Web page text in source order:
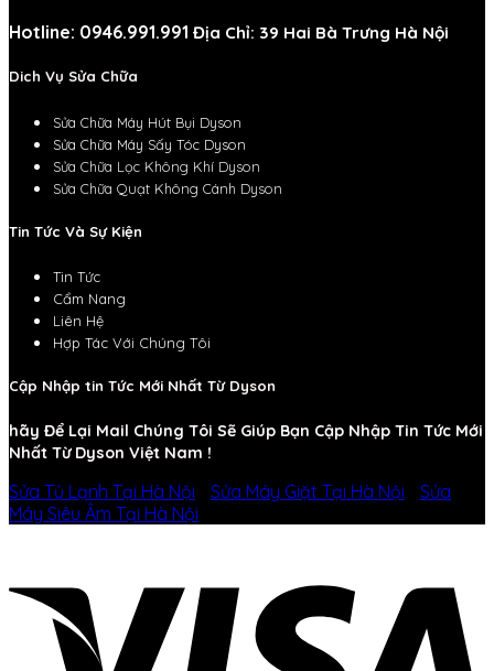
Hotline: 0946.991.991 Địa Chỉ: 39 Hai Bà Trưng Hà Nội
Dich Vụ Sửa Chữa
Sửa Chữa Máy Hút Bụi Dyson
Sửa Chữa Máy Sấy Tóc Dyson
Sửa Chữa Lọc Không Khí Dyson
Sửa Chữa Quạt Không Cánh Dyson
Tin Tức Và Sự Kiện
Tin Tức
Cẩm Nang
Liên Hệ
Hợp Tác Với Chúng Tôi
Cập Nhập tin Tức Mới Nhất Từ Dyson
hãy Để Lại Mail Chúng Tôi Sẽ Giúp Bạn Cập Nhập Tin Tức Mới
Nhất Từ Dyson Việt Nam !
Sửa Tủ Lạnh Tại Hà Nội Sửa Máy Giặt Tại Hà Nội
Sửa
Máy Siêu Âm Tại Hà Nội